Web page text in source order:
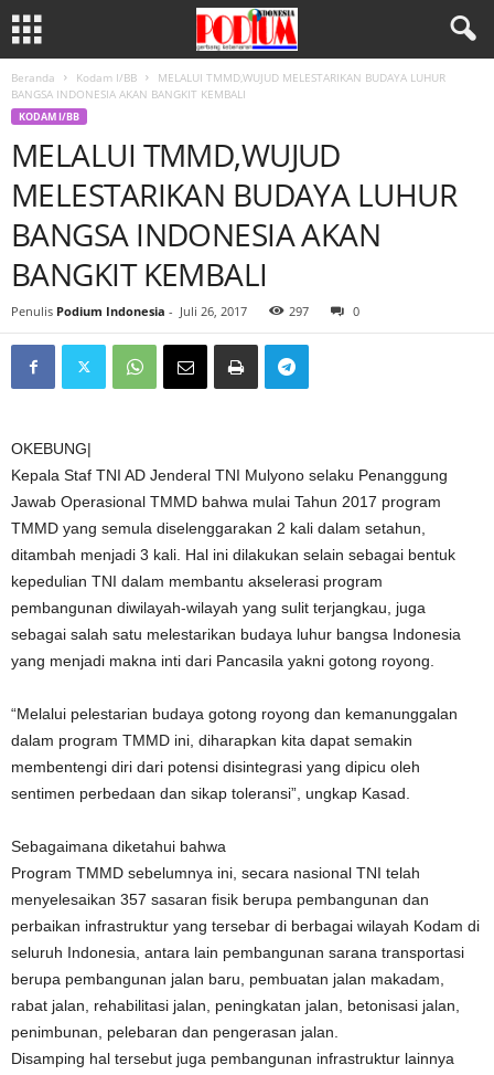
Beranda Kodam I/BB
MELALUI TMMD,WUJUD MELESTARIKAN BUDAYA LUHUR
BANGSA INDONESIA AKAN BANGKIT KEMBALI
KODAM I/BB
MELALUI TMMD,WUJUD
MELESTARIKAN BUDAYA LUHUR
BANGSA INDONESIA AKAN
BANGKIT KEMBALI
Penulis Podium Indonesia - Juli 26, 2017 297 0
OKEBUNG|
Kepala Staf TNI AD Jenderal TNI Mulyono selaku Penanggung
Jawab Operasional TMMD bahwa mulai Tahun 2017 program
TMMD yang semula diselenggarakan 2 kali dalam setahun,
ditambah menjadi 3 kali. Hal ini dilakukan selain sebagai bentuk
kepedulian TNI dalam membantu akselerasi program
pembangunan diwilayah-wilayah yang sulit terjangkau, juga
sebagai salah satu melestarikan budaya luhur bangsa Indonesia
yang menjadi makna inti dari Pancasila yakni gotong royong.
“Melalui pelestarian budaya gotong royong dan kemanunggalan
dalam program TMMD ini, diharapkan kita dapat semakin
membentengi diri dari potensi disintegrasi yang dipicu oleh
sentimen perbedaan dan sikap toleransi”, ungkap Kasad.
Sebagaimana diketahui bahwa
Program TMMD sebelumnya ini, secara nasional TNI telah
menyelesaikan 357 sasaran fisik berupa pembangunan dan
perbaikan infrastruktur yang tersebar di berbagai wilayah Kodam di
seluruh Indonesia, antara lain pembangunan sarana transportasi
berupa pembangunan jalan baru, pembuatan jalan makadam,
rabat jalan, rehabilitasi jalan, peningkatan jalan, betonisasi jalan,
penimbunan, pelebaran dan pengerasan jalan.
Disamping hal tersebut juga pembangunan infrastruktur lainnya